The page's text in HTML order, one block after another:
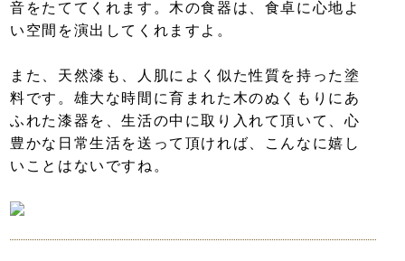
音をたててくれます。木の食器は、食卓に心地よ
い空間を演出してくれますよ。
また、天然漆も、人肌によく似た性質を持った塗
料です。雄大な時間に育まれた木のぬくもりにあ
ふれた漆器を、生活の中に取り入れて頂いて、心
豊かな日常生活を送って頂ければ、こんなに嬉し
いことはないですね。